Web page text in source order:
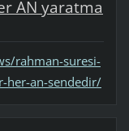
AN yaratma
rahman-suresi-
her-an-sendedir/